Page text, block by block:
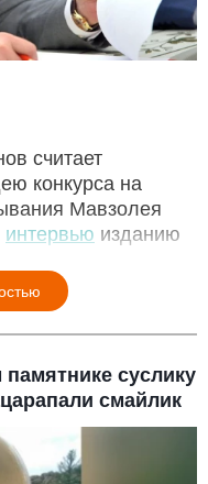
считает
конкурса на
Мавзолея
интервью изданию
суслику
смайлик